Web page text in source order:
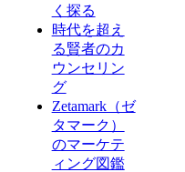
く探る
時代を超え
る賢者のカ
ウンセリン
グ
Zetamark（ゼ
タマーク）
のマーケテ
ィング図鑑